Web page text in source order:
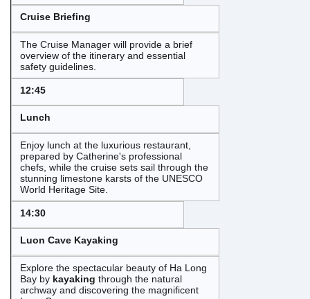
Cruise Briefing
The Cruise Manager will provide a brief
overview of the itinerary and essential
safety guidelines.
12:45
Lunch
Enjoy lunch at the luxurious restaurant,
prepared by Catherine's professional
chefs, while the cruise sets sail through the
stunning limestone karsts of the UNESCO
World Heritage Site.
14:30
Luon Cave Kayaking
Explore the spectacular beauty of Ha Long
Bay by kayaking through the natural
archway and discovering the magnificent